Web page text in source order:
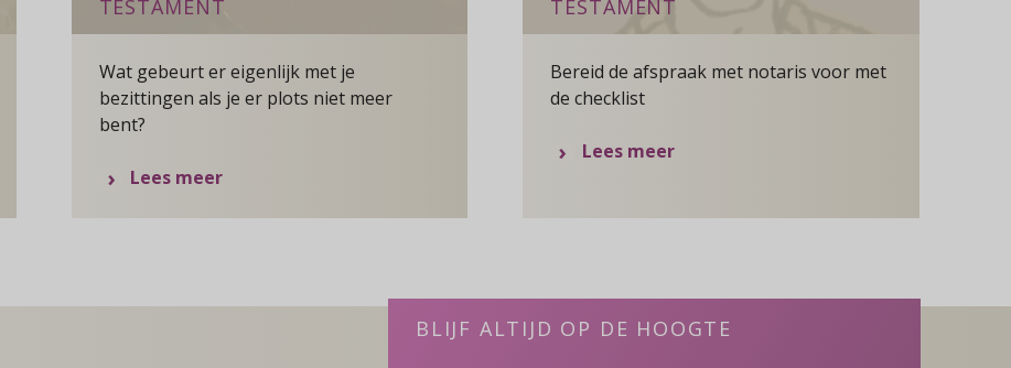
TESTAMENT
Wat gebeurt er eigenlijk met je
bezittingen als je er plots niet meer
bent?
Lees meerover
een
TESTAMENT
Bereid de afspraak met notaris voor met
de checklist
Lees meerover
BLIJF ALTIJD OP DE HOOGTE